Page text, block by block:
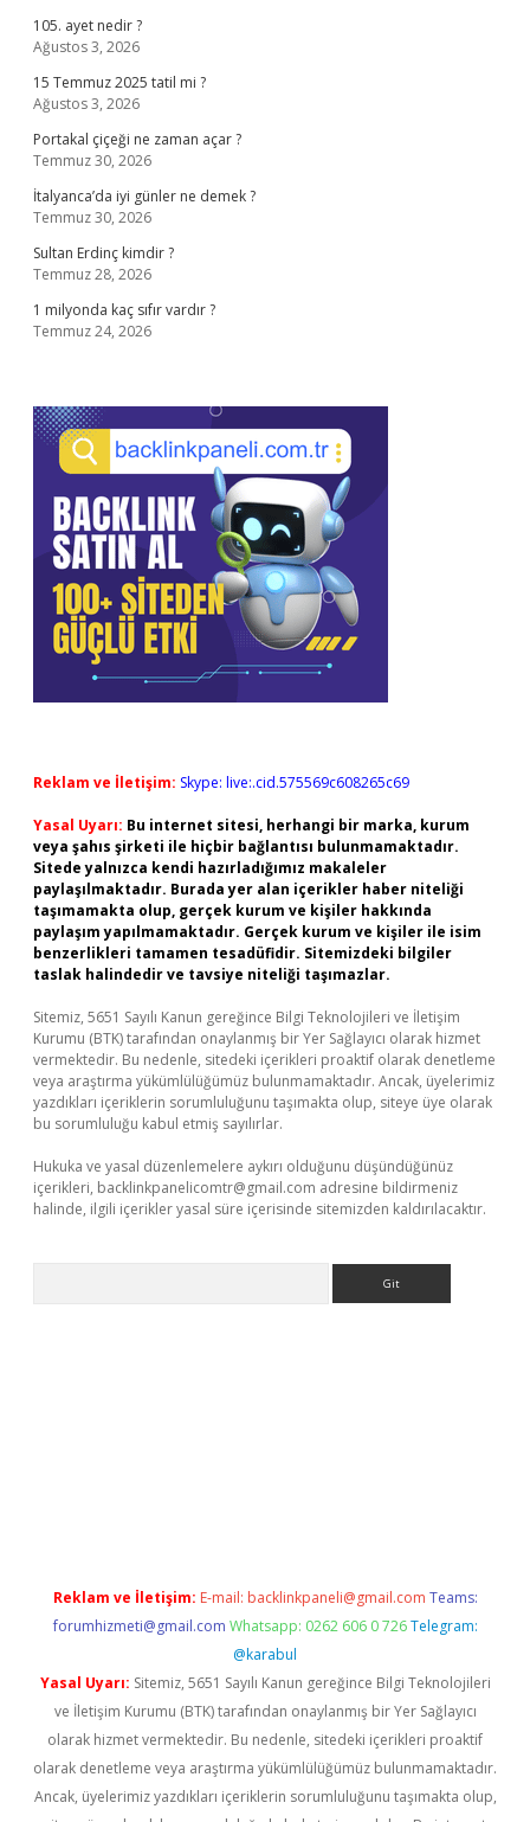
105. ayet nedir ?
Ağustos 3, 2026
15 Temmuz 2025 tatil mi ?
Ağustos 3, 2026
Portakal çiçeği ne zaman açar ?
Temmuz 30, 2026
İtalyanca’da iyi günler ne demek ?
Temmuz 30, 2026
Sultan Erdinç kimdir ?
Temmuz 28, 2026
1 milyonda kaç sıfır vardır ?
Temmuz 24, 2026
Reklam ve İletişim: Skype: live:.cid.575569c608265c69
Yasal Uyarı: Bu internet sitesi, herhangi bir marka, kurum
veya şahıs şirketi ile hiçbir bağlantısı bulunmamaktadır.
Sitede yalnızca kendi hazırladığımız makaleler
paylaşılmaktadır. Burada yer alan içerikler haber niteliği
taşımamakta olup, gerçek kurum ve kişiler hakkında
paylaşım yapılmamaktadır. Gerçek kurum ve kişiler ile isim
benzerlikleri tamamen tesadüfidir. Sitemizdeki bilgiler
taslak halindedir ve tavsiye niteliği taşımazlar.
Sitemiz, 5651 Sayılı Kanun gereğince Bilgi Teknolojileri ve İletişim
Kurumu (BTK) tarafından onaylanmış bir Yer Sağlayıcı olarak hizmet
vermektedir. Bu nedenle, sitedeki içerikleri proaktif olarak denetleme
veya araştırma yükümlülüğümüz bulunmamaktadır. Ancak, üyelerimiz
yazdıkları içeriklerin sorumluluğunu taşımakta olup, siteye üye olarak
bu sorumluluğu kabul etmiş sayılırlar.
Hukuka ve yasal düzenlemelere aykırı olduğunu düşündüğünüz
içerikleri, backlinkpanelicomtr@gmail.com adresine bildirmeniz
halinde, ilgili içerikler yasal süre içerisinde sitemizden kaldırılacaktır.
Reklam ve İletişim: E-mail: backlinkpaneli@gmail.com Teams:
forumhizmeti@gmail.com Whatsapp: 0262 606 0 726 Telegram:
@karabul
Yasal Uyarı: Sitemiz, 5651 Sayılı Kanun gereğince Bilgi Teknolojileri
ve İletişim Kurumu (BTK) tarafından onaylanmış bir Yer Sağlayıcı
olarak hizmet vermektedir. Bu nedenle, sitedeki içerikleri proaktif
olarak denetleme veya araştırma yükümlülüğümüz bulunmamaktadır.
Ancak, üyelerimiz yazdıkları içeriklerin sorumluluğunu taşımakta olup,